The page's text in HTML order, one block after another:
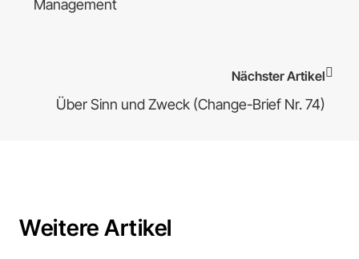
Management
Nächster Artikel
Über Sinn und Zweck (Change-Brief Nr. 74)
Weitere Artikel